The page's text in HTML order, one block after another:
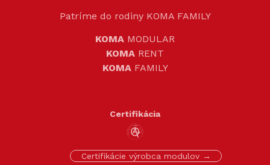
Patríme do rodiny KOMA FAMILY
KOMA MODULAR
KOMA RENT
KOMAFAMILY
Certifikácia
Certifikácie výrobca modulov →